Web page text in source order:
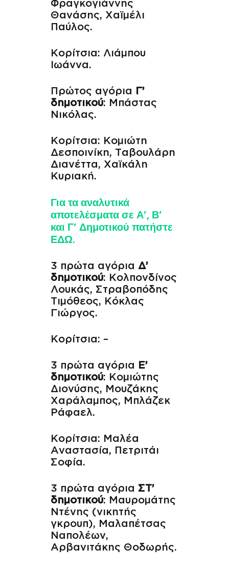
Φραγκογιάννης
Θανάσης, Χαϊμέλι
Παύλος.
Κορίτσια: Λιάμπου
Ιωάννα.
Πρώτος αγόρια
Γ’
δημοτικού: Μπάστας
Νικόλας.
Κορίτσια: Κομιώτη
Δεσποινίκη, Ταβουλάρη
Διανέττα, Χαϊκάλη
Κυριακή.
Για τα αναλυτικά
αποτελέσματα σε Α’, Β’
και Γ’ Δημοτικού πατήστε
ΕΔΩ.
3 πρώτα αγόρια Δ’
δημοτικού: Κολπονδίνος
Λουκάς, Στραβοπόδης
Τιμόθεος, Κόκλας
Γιώργος.
Κορίτσια: –
3 πρώτα αγόρια
Ε’
δημοτικού: Κομιώτης
Διονύσης, Μουζάκης
Χαράλαμπος, Μπλάζεκ
Ράφαελ.
Κορίτσια: Μαλέα
Αναστασία, Πετριτάι
Σοφία.
3 πρώτα αγόρια ΣΤ’
δημοτικού: Μαυρομάτης
Ντένης (νικητής
γκρουπ), Μαλαπέτσας
Ναπολέων,
Αρβανιτάκης Θοδωρής.